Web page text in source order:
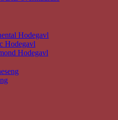
Hodegavl
Hodegavl
Hodegavl